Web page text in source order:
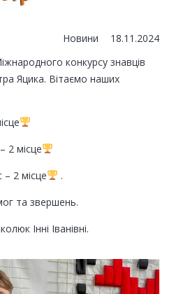
Новини
18.11.2024
конкурсу знавців
Яцика. Вітаємо наших
2 місце
2 місце
.
та звершень.
Інні Іванівні.